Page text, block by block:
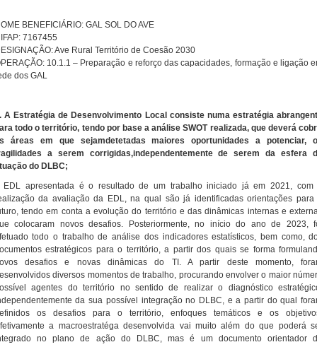
BENEFICIÁRIO: GAL SOL DO AVE
7167455
Ave Rural Território de Coesão 2030
10.1.1 – Preparação e reforço das capacidades, formação e ligação
dos GAL
A Estratégia de Desenvolvimento Local consiste numa estratégia
todo o território, tendo por base a análise SWOT realizada, que deverá
áreas em que sejamdetetadas maiores oportunidades a potenciar,
a serem corrigidas,independentemente de serem da esfera
do DLBC;
EDL apresentada é o resultado de um trabalho iniciado já em 2021, com
da avaliação da EDL, na qual são já identificadas orientações para
tendo em conta a evolução do território e das dinâmicas internas e
colocaram novos desafios. Posteriormente, no início do ano de 2023,
todo o trabalho de análise dos indicadores estatísticos, bem como,
estratégicos para o território, a partir dos quais se forma
desafios e novas dinâmicas do TI. A partir deste momento,
diversos momentos de trabalho, procurando envolver o maior
agentes do território no sentido de realizar o diagnóstico
da sua possível integração no DLBC, e a partir do qual
os desafios para o território, enfoques temáticos e os
a macroestratéga desenvolvida vai muito além do que poderá
no plano de ação do DLBC, mas é um documento orientador